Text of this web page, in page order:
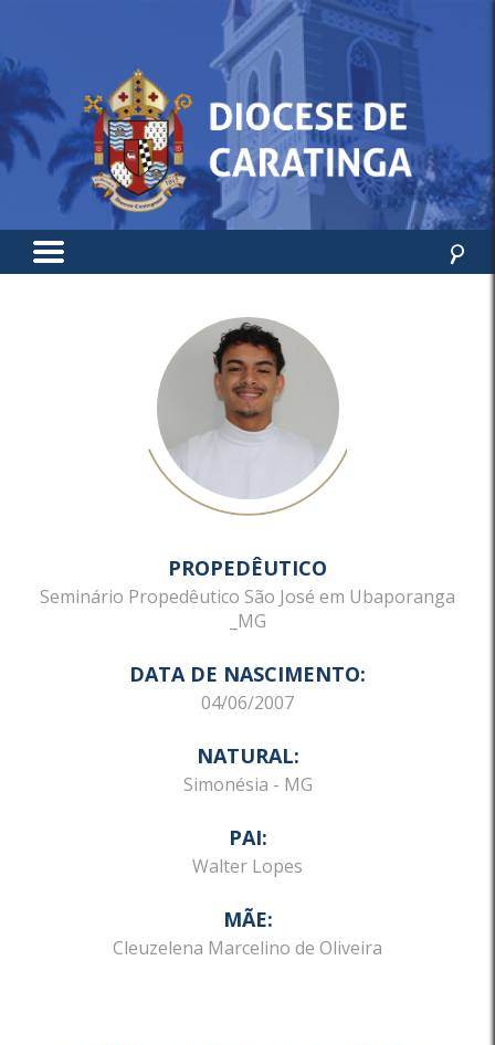
PROPEDÊUTICO
Seminário Propedêutico São José em Ubaporanga
_MG
DATA DE NASCIMENTO:
04/06/2007
NATURAL:
Simonésia - MG
PAI:
Walter Lopes
MÃE:
Cleuzelena Marcelino de Oliveira